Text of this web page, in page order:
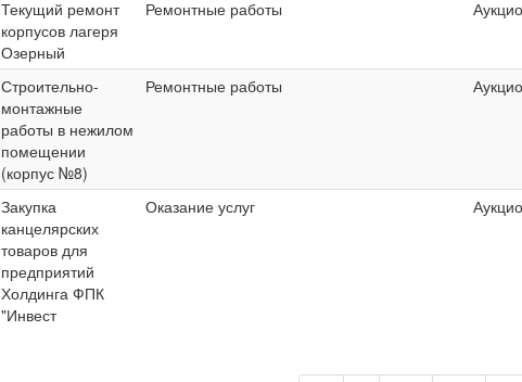
Текущий ремонт
корпусов лагеря
Озерный
Ремонтные работы
Строительно-
монтажные
работы в нежилом
помещении
(корпус №8)
Ремонтные работы
Закупка
канцелярских
товаров для
предприятий
Холдинга ФПК
"Инвест
Оказание услуг